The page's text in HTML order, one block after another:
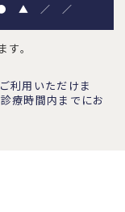
▲ ／ ／
。
利用いただけま
療時間内までにお